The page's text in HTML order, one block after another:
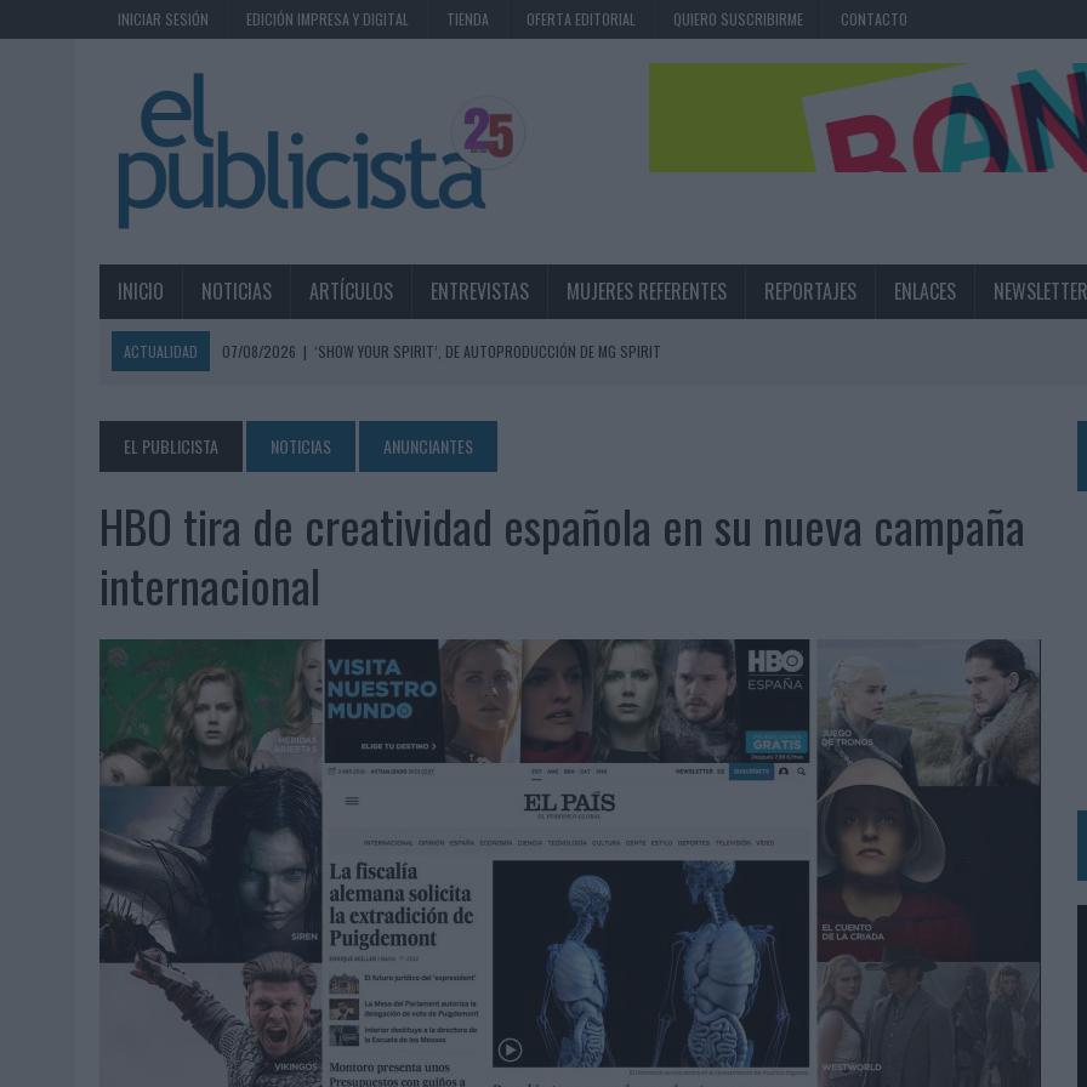
INICIAR SESIÓN EDICIÓN IMPRESA Y DIGITAL TIENDA OFERTA EDITORIAL QUIERO SUSCRIBIRME CONTACTO
INICIO NOTICIAS ARTÍCULOS ENTREVISTAS MUJERES REFERENTES REPORTAJES ENLACES NEWSLETTER
ACTUALIDAD 07/08/2026 | ‘SHOW YOUR SPIRIT’, DE AUTOPRODUCCIÓN DE MG SPIRIT
07/08/2026 | MG SPIRIT RELANZA SU MARCA CON UNA ESTRATEGIA 360º CENTRADA EN EL ORIGEN BARCELONÉS
07/08/2026
PATRÓN CONVIERTE EL NUEVO SINGLE DE ARÓN PIPER EN UNA EXPERIENCIA DE MARCA EN IBIZA
07/08/2026
EL VERANO PONE A PRUEBA LA ESTRATEGIA DIGITAL DE LAS MARCAS
07/08/2026
|
VUELING CONVIERTE LOS RECUERDOS EN SOUVENIRS CON IA
06/08/2026 | ‘LA VUELTA’, DE FENOMENAL PARA MÁLAGA CF
06/08/2026 | SIETE DE CADA DIEZ EMPRESAS ESPAÑOLAS NO INTEGRAN LA INFANCIA EN SU ESTRATEGIA
06/08/2026
| LA TELEVISIÓN SIGUE LIDERANDO EL CONSUMO DE MEDIOS EN VERANO Y SUPERA AL MÓVIL COMO DISPOSITIVO MÁS UTILIZADO
06/08/2026
EL USO DE LA IA GENERATIVA ALCANZA YA AL 62% DE LOS ESPAÑOLES
06/08/2026
SYSTEM1 NOMBRA A KIMBERLY BASTONI COMO NUEVA DIRECTORA COMERCIAL GLOBAL
06/08/2026
FRIGO Y UNIQLO LANZAN UNA COLECCIÓN PERSONALIZABLE INSPIRADA EN CORNETTO, CALIPPO Y SOLERO
06/08/2026
LA IA ESTÁ SUBIENDO EL LISTÓN DE LA CREATIVIDAD
05/08/2026
BEON WORLDWIDE LANZA RAÍZ URBANA PARA TRANSFORMAR EL PATRIMONIO HISTÓRICO EN ACTIVOS CULTURALES Y ECONÓMICOS
05/08/2026 |
FABRA COMUNICACIÓN INCORPORA A CASONÁ Y ASUME LA GESTIÓN DE SUS RELACIONES CON LOS MEDIOS
05/08/2026
LOPESAN HOTELS & RESORTS ACERCA EL PARAÍSO CANARIO EN SU ÚLTIMA CAMPAÑA INTERNACIONAL
LUIS ARQUILLOS (BURGO DE ARIAS): “LA CONSTRUCCIÓN DE MARCA A LARGO PLAZO Y LA MEDICIÓN SON DOS CARAS DE LA MISMA
EL PUBLICISTA NOTICIAS ANUNCIANTES
HBO tira de creatividad española en su nueva campaña
internacional